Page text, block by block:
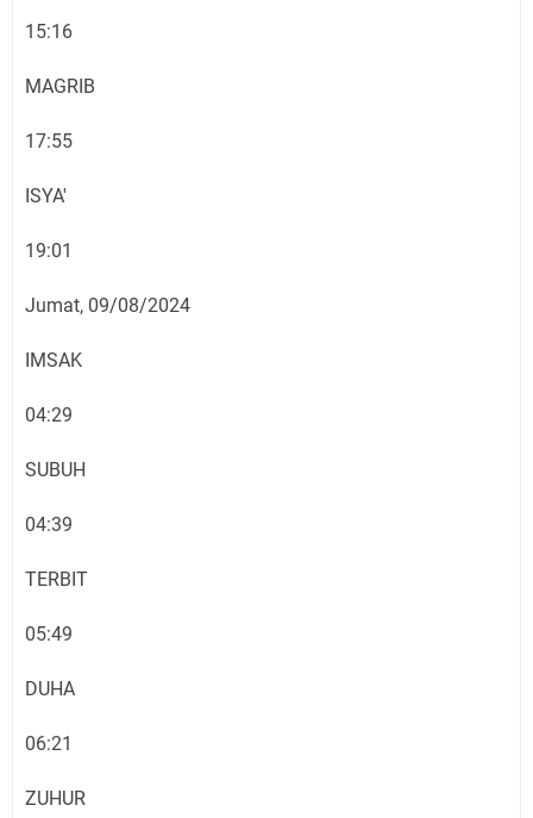
15:16
MAGRIB
17:55
ISYA'
19:01
Jumat, 09/08/2024
IMSAK
04:29
SUBUH
04:39
TERBIT
05:49
DUHA
06:21
ZUHUR